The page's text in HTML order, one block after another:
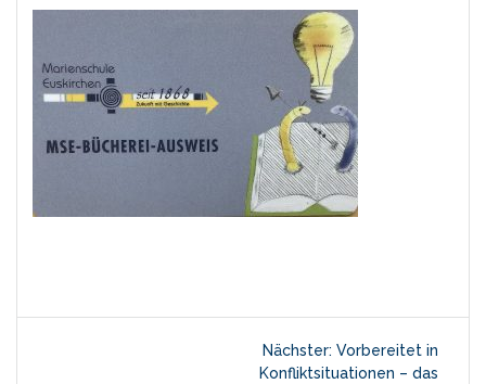
Beitragsnavigation
Nächster: Nächster
Beitrag:
Vorbereitet in
Konfliktsituationen – das